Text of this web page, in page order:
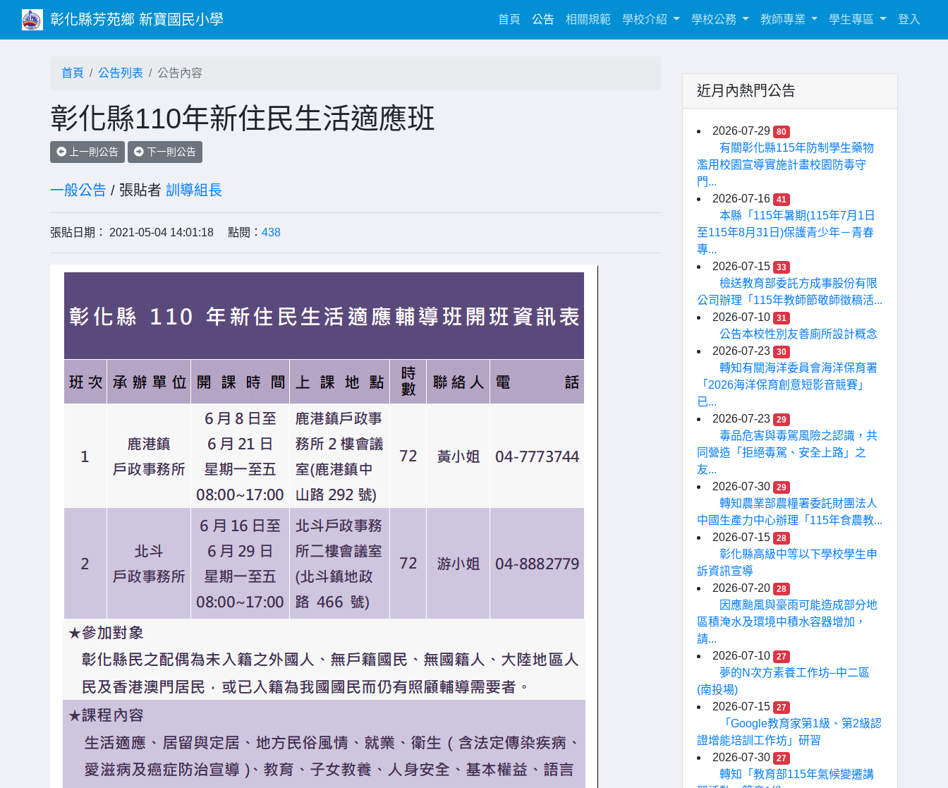
彰化縣芳苑鄉 新寶國民小學 首頁 (current)
公告 相關規範 學校介紹 學校公務 教師專業 學生專區 登入
首頁 公告列表 公告內容
彰化縣110年新住民生活適應班
上一則公告 下一則公告
一般公告 / 張貼者 訓導組長
張貼日期： 2021-05-04 14:01:18 點閱： 438
近月內熱門公告
2026-07-29 80
有關彰化縣115年防制學生藥物
濫用校園宣導實施計畫校園防毒守
門...
2026-07-16
41
本縣「115年暑期(115年7月1日
至115年8月31日)保護青少年－青春
專...
2026-07-15
33
檢送教育部委託方成事股份有限
公司辦理「115年教師節敬師徵稿活...
2026-07-10
31
公告本校性別友善廁所設計概念
2026-07-23
30
轉知有關海洋委員會海洋保育署
「2026海洋保育創意短影音競賽」
已...
2026-07-23
29
毒品危害與毒駕風險之認識，共
同營造「拒絕毒駕、安全上路」之
友...
2026-07-30
29
轉知農業部農糧署委託財團法人
中國生產力中心辦理「115年食農教...
2026-07-15
28
彰化縣高級中等以下學校學生申
訴資訊宣導
2026-07-20
28
因應颱風與豪雨可能造成部分地
區積淹水及環境中積水容器增加，
請...
2026-07-10
27
夢的N次方素養工作坊–中二區
(南投場)
2026-07-15
27
「Google教育家第1級、第2級認
證增能培訓工作坊」研習
2026-07-30
27
轉知「教育部115年氣候變遷講